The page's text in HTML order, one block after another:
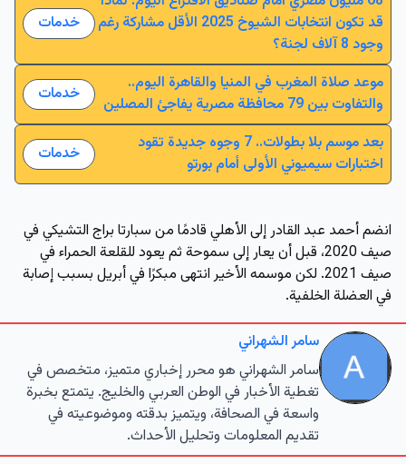
قد تكون انتخابات الشيوخ 2025 الأقل مشاركة رغم
وجود 8 آلاف لجنة؟
خدمات
موعد صلاة المغرب في المنيا والقاهرة اليوم..
والتفاوت بين 79 محافظة مصرية يفاجئ المصلين
خدمات
بعد موسم بلا بطولات.. 7 وجوه جديدة تقود
اختبارات سيميوني الأولى أمام بورتو
خدمات
انضم أحمد عبد القادر إلى الأهلي قادمًا من سبارتا براج التشيكي في
صيف 2020، قبل أن يعار إلى سموحة ثم يعود للقلعة الحمراء في
صيف 2021. لكن موسمه الأخير انتهى مبكرًا في أبريل بسبب إصابة
في العضلة الخلفية.
سامر الشهراني
سامر الشهراني هو محرر إخباري متميز، متخصص في
تغطية الأخبار في الوطن العربي والخليج. يتمتع بخبرة
واسعة في الصحافة، ويتميز بدقته وموضوعيته في
تقديم المعلومات وتحليل الأحداث.